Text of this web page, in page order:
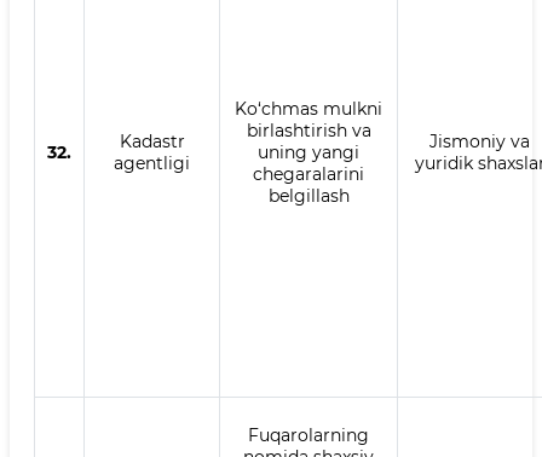
32.
Kadastr
agentligi
Ko‘chmas mulkni
birlashtirish va
uning yangi
chegaralarini
belgillash
Jismoniy va
yuridik
Fuqarolarning